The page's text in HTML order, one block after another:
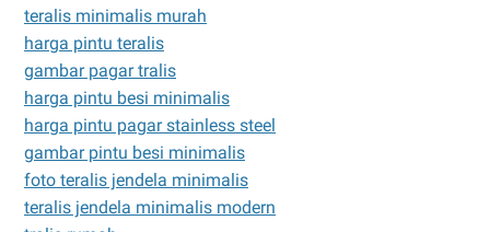
teralis minimalis murah
harga pintu teralis
gambar pagar tralis
harga pintu besi minimalis
harga pintu pagar stainless steel
gambar pintu besi minimalis
foto teralis jendela minimalis
teralis jendela minimalis modern